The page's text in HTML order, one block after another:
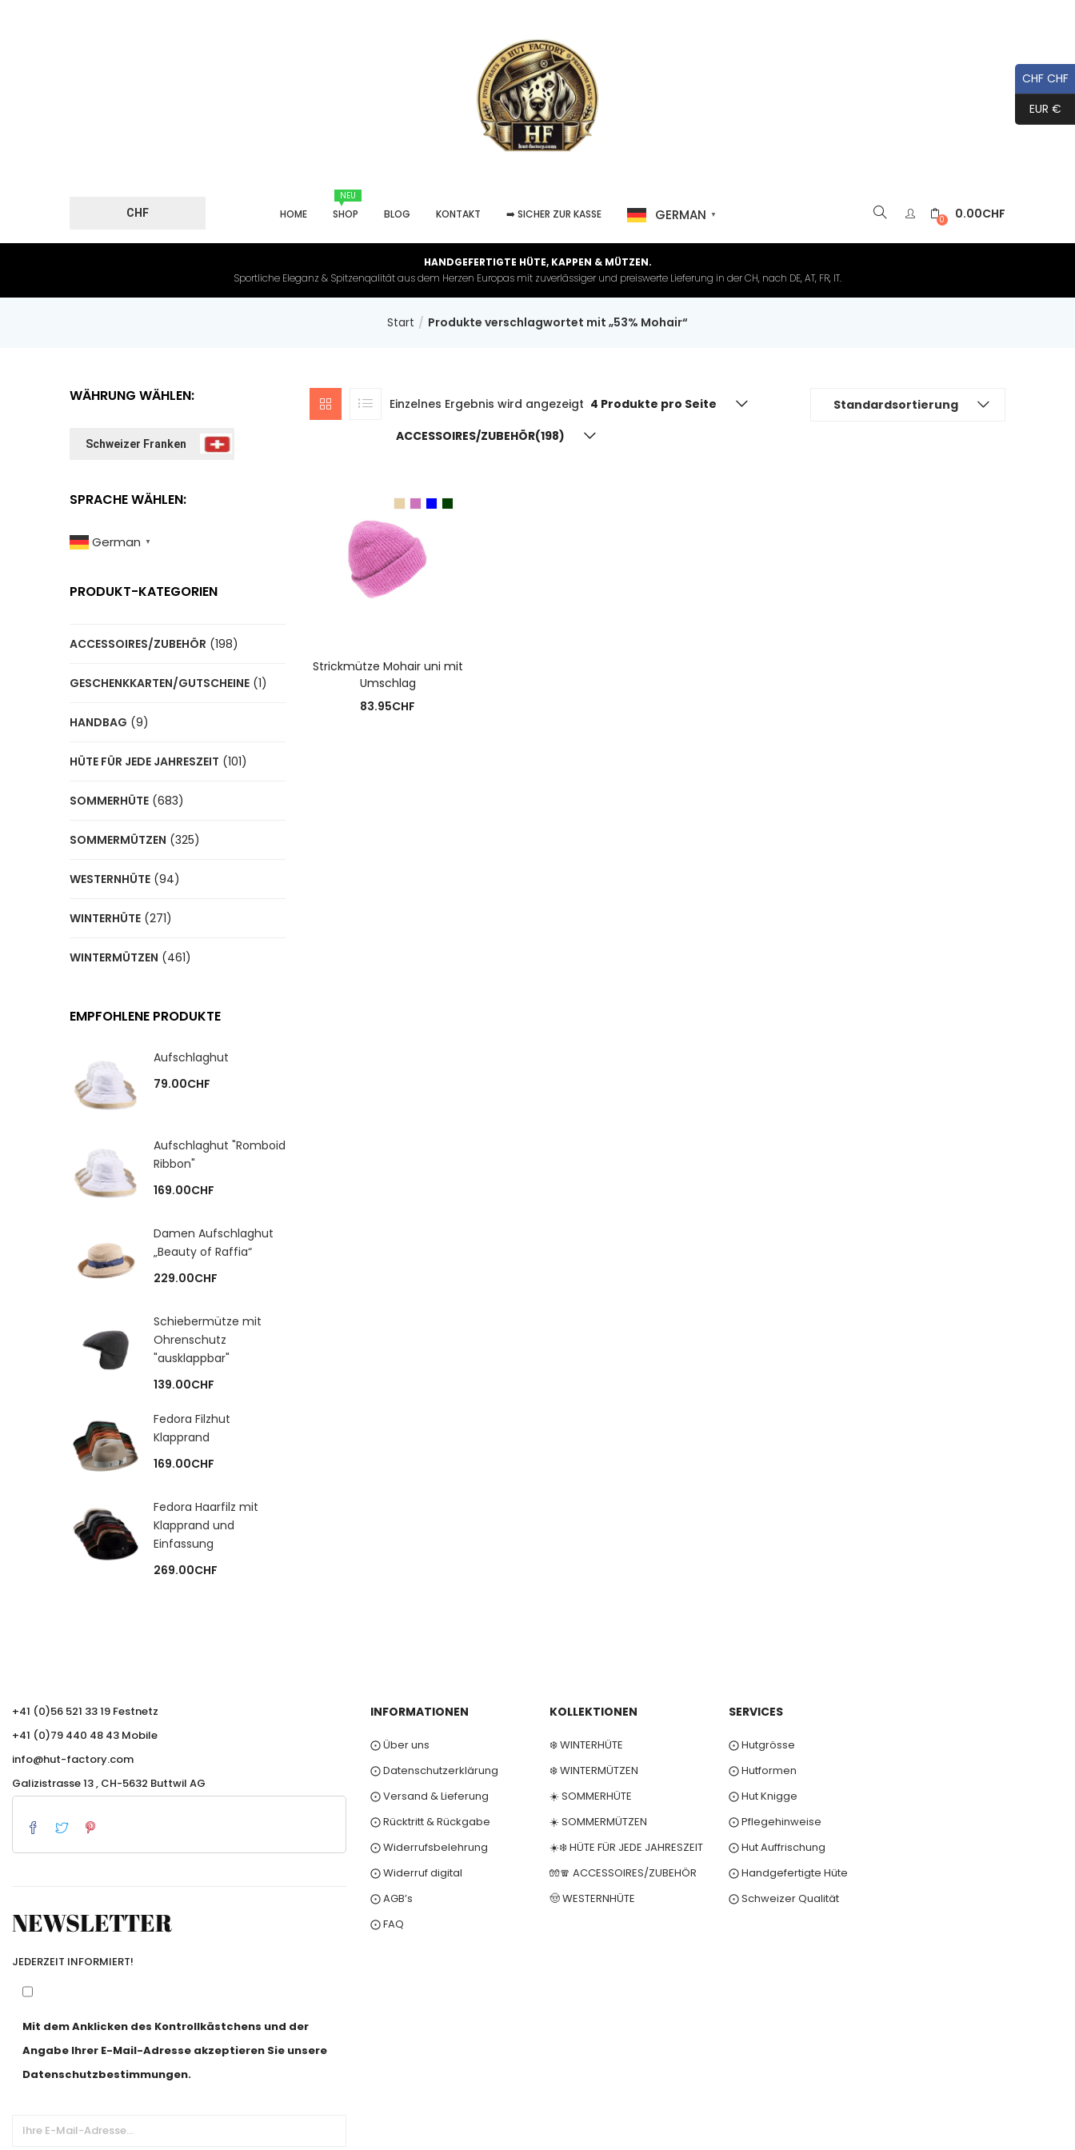
CHF HOME
NEU
SHOP BLOG KONTAKT ➡️ SICHER ZUR KASSE GERMAN ▼ 0 0.00CHF
HANDGEFERTIGTE HÜTE, KAPPEN & MÜTZEN.
Sportliche Eleganz & Spitzenqalität aus dem Herzen Europas mit zuverlässiger und preiswerte Lieferung in der CH, nach DE, AT, FR, IT.
Start Produkte verschlagwortet mit „53% Mohair“
Einzelnes Ergebnis wird angezeigt Standardsortierung
4 Produkte pro Seite
ACCESSOIRES/ZUBEHÖR(198)
Strickmütze Mohair uni mit
Umschlag
83.95CHF
WÄHRUNG WÄHLEN:
Schweizer Franken
SPRACHE WÄHLEN:
German ▼
PRODUKT-KATEGORIEN
ACCESSOIRES/ZUBEHÖR (198)
GESCHENKKARTEN/GUTSCHEINE (1)
HANDBAG (9)
HÜTE FÜR JEDE JAHRESZEIT (101)
SOMMERHÜTE (683)
SOMMERMÜTZEN (325)
WESTERNHÜTE (94)
WINTERHÜTE (271)
WINTERMÜTZEN (461)
EMPFOHLENE PRODUKTE
Aufschlaghut
79.00CHF
Aufschlaghut "Romboid
Ribbon"
169.00CHF
Damen Aufschlaghut
„Beauty of Raffia“
229.00CHF
Schiebermütze mit
Ohrenschutz
"ausklappbar"
139.00CHF
Fedora Filzhut
Klapprand
169.00CHF
Fedora Haarfilz mit
Klapprand und
Einfassung
269.00CHF
+41 (0)56 521 33 19 Festnetz
+41 (0)79 440 48 43 Mobile
info@hut-factory.com
Galizistrasse 13 , CH-5632 Buttwil AG
NEWSLETTER
JEDERZEIT INFORMIERT!
Mit dem Anklicken des Kontrollkästchens und der
Angabe Ihrer E-Mail-Adresse akzeptieren Sie unsere
Datenschutzbestimmungen.
INFORMATIONEN
⨀ Über uns
⨀ Datenschutzerklärung
⨀ Versand & Lieferung
⨀ Rücktritt & Rückgabe
⨀ Widerrufsbelehrung
⨀ Widerruf digital
⨀ AGB’s
⨀ FAQ
KOLLEKTIONEN
❄️ WINTERHÜTE
❄️ WINTERMÜTZEN
☀️ SOMMERHÜTE
☀️ SOMMERMÜTZEN
☀️❄️ HÜTE FÜR JEDE JAHRESZEIT
🧤🧣 ACCESSOIRES/ZUBEHÖR
🤠 WESTERNHÜTE
SERVICES
⨀ Hutgrösse
⨀ Hutformen
⨀ Hut Knigge
⨀ Pflegehinweise
⨀ Hut Auffrischung
⨀ Handgefertigte Hüte
⨀ Schweizer Qualität
CHF CHF
EUR €